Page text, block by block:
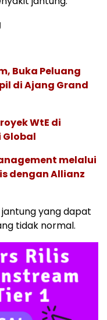
Buka Peluang
di Ajang Grand
WtE di
Global
melalui
dengan Allianz
yang dapat
tidak normal.